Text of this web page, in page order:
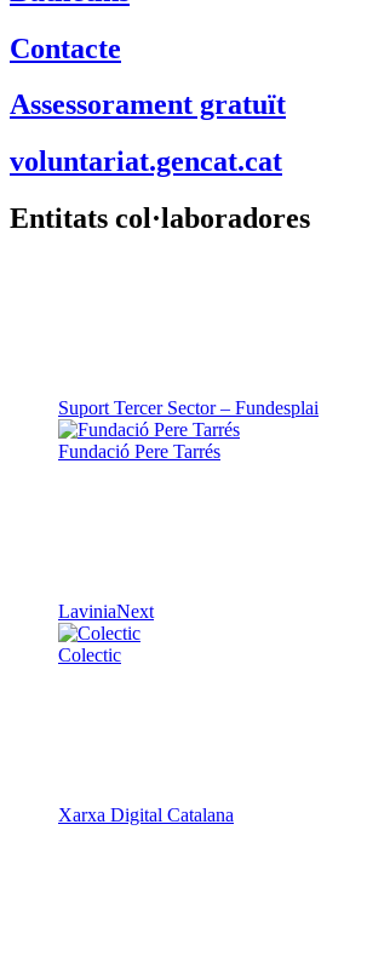
Butlletins
Contacte
Assessorament gratuït
voluntariat.gencat.cat
Suport Tercer Sector – Fundesplai
LaviniaNext